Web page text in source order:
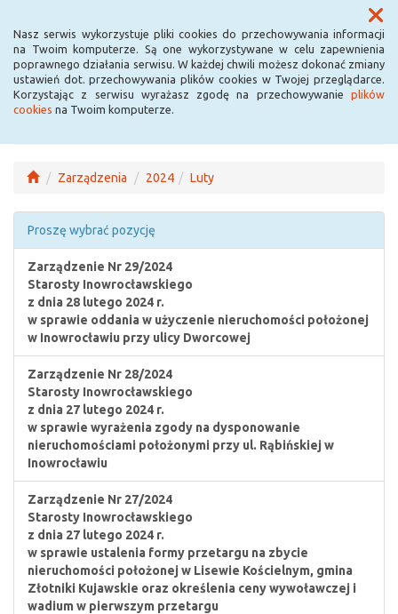
Nasz serwis wykorzystuje pliki cookies do przechowywania informacji
na Twoim komputerze. Są one wykorzystywane w celu zapewnienia
poprawnego działania serwisu. W każdej chwili możesz dokonać zmiany
ustawień dot. przechowywania plików cookies w Twojej przeglądarce.
Korzystając z serwisu wyrażasz zgodę na przechowywanie plików
cookies na Twoim komputerze.
Menu
Zarządzenia 2024 Luty
Proszę wybrać pozycję
Zarządzenie Nr 29/2024
Starosty Inowrocławskiego
z dnia 28 lutego 2024 r.
w sprawie oddania w użyczenie nieruchomości położonej
w Inowrocławiu przy ulicy Dworcowej
Zarządzenie Nr 28/2024
Starosty Inowrocławskiego
z dnia 27 lutego 2024 r.
w sprawie wyrażenia zgody na dysponowanie
nieruchomościami położonymi przy ul. Rąbińskiej w
Inowrocławiu
Zarządzenie Nr 27/2024
Starosty Inowrocławskiego
z dnia 27 lutego 2024 r.
w sprawie ustalenia formy przetargu na zbycie
nieruchomości położonej w Lisewie Kościelnym, gmina
Złotniki Kujawskie oraz określenia ceny wywoławczej i
wadium w pierwszym przetargu